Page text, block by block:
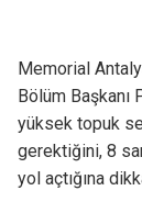
Memorial
Bölüm Başkanı
yüksek topuk
gerektiğini, 8
yol açtığına